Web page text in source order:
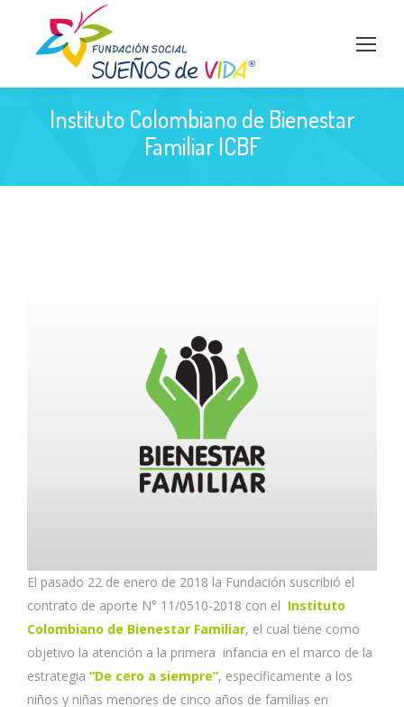
Instituto Colombiano de Bienestar
Familiar ICBF
El pasado 22 de enero de 2018 la Fundación suscribió el
contrato de aporte N° 11/0510-2018 con el Instituto
Colombiano de Bienestar Familiar, el cual tiene como
objetivo la atención a la primera infancia en el marco de la
estrategia “De cero a siempre”, específicamente a los
niños y niñas menores de cinco años de familias en